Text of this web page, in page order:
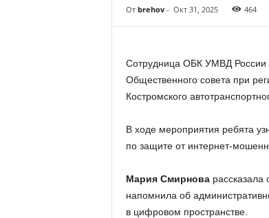
От brehov- Окт 31, 2025 464
Сотрудница ОБК УМВД России
Общественного совета при
Костромского
В ходе мероприятия ребята
по защите от интернет-
Мария Смирноварассказала
напомнила об
в цифровом пространстве.